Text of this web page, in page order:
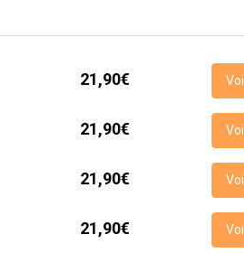
21,90€
21,90€
21,90€
21,90€